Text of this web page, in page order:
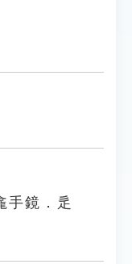
手鏡．辵